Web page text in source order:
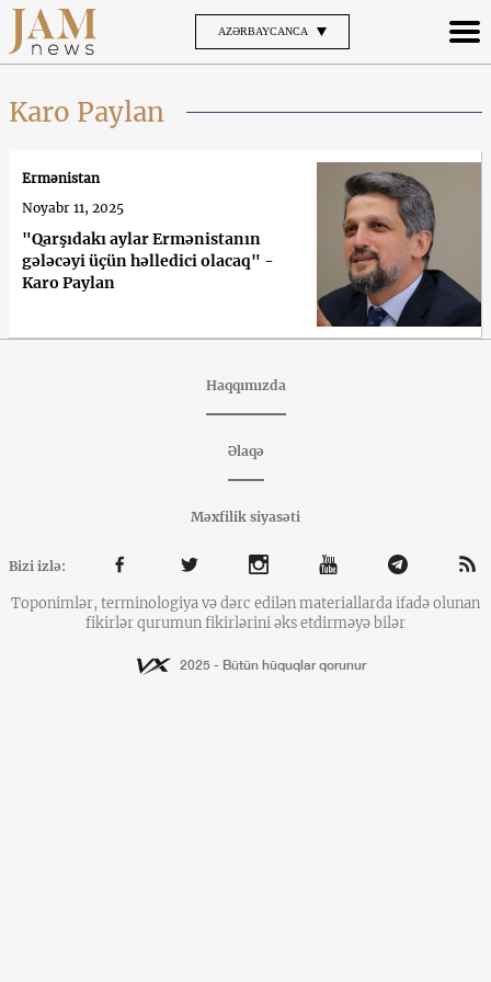
AZƏRBAYCANCA
Karo Paylan
"Qarşıdakı aylar Ermənistanın
gələcəyi üçün həlledici olacaq" -
Karo Paylan
Ermənistan
Noyabr 11, 2025
Haqqımızda
Əlaqə
Məxfilik siyasəti
Bizi izlə:
Toponimlər, terminologiya və dərc edilən materiallarda ifadə olunan
fikirlər qurumun fikirlərini əks etdirməyə bilər
2025 - Bütün hüquqlar qorunur